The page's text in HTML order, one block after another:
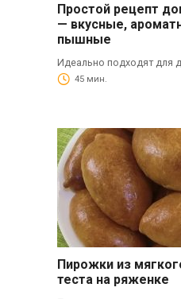
Простой рецепт
— вкусные,
пышные
Идеально подходят для
45 мин.
Пирожки из
теста на ряженке